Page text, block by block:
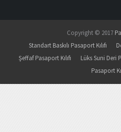
Copyright © 2017
Standart Baskılı Pasaport Kılıfı
Şeffaf Pasaport Kılıfı
Lüks Suni Deri
Pasaport